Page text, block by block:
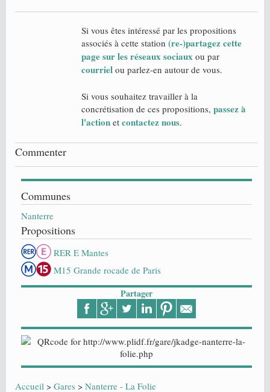
Accueil > Gares > Nanterre - La Folie
Communes
Nanterre
Propositions
RER E Mantes
M15 Grande rocade de Paris
Partager
Si vous êtes intéressé par les propositions
associés à cette station (re-)partagez cette
page sur les réseaux sociaux ou par
courriel ou parlez-en autour de vous.
Si vous souhaitez travailler à la
concrétisation de ces propositions, passez à
l'action et contactez nous.
Commenter